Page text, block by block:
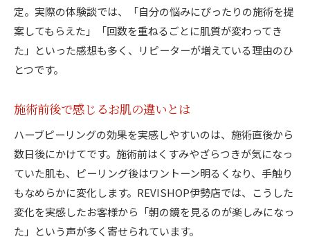
定。実際の体験談では、「自分の悩みにぴったりの施術を提
案してもらえた」「回数を重ねるごとに肌質が変わってき
た」といった感想も多く、リピーターが増えている理由のひ
とつです。
施術前後で感じるお肌の違いとは
ハーブピーリングの効果を実感しやすいのは、施術直後から
数日後にかけてです。施術前はくすみやざらつきが気になっ
ていた肌も、ピーリング後はワントーン明るくなり、手触り
もなめらかに変化します。REVISHOP伊勢店では、こうした
変化を実感したお客様から「朝の鏡を見るのが楽しみになっ
た」という声が多く寄せられています。